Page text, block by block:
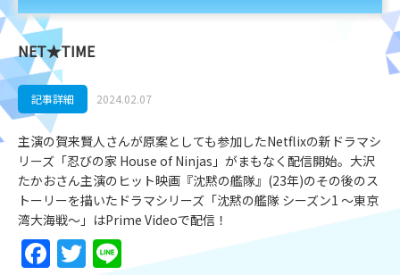
NET★TIME
記事詳細 2024.02.07
主演の賀来賢人さんが原案としても参加したNetflixの新ドラマシ
リーズ「忍びの家 House of Ninjas」がまもなく配信開始。大沢
たかおさん主演のヒット映画『沈黙の艦隊』(23年)のその後のス
トーリーを描いたドラマシリーズ「沈黙の艦隊 シーズン1 ～東京
湾大海戦～」はPrime Videoで配信！
Facebook
Twitter